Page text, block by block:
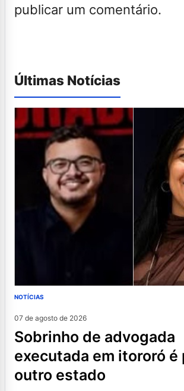
publicar um comentário.
Últimas Notícias
NOTÍCIAS
07 de agosto de 2026
sobrinho de advogada
executada em itororó é
outro estado